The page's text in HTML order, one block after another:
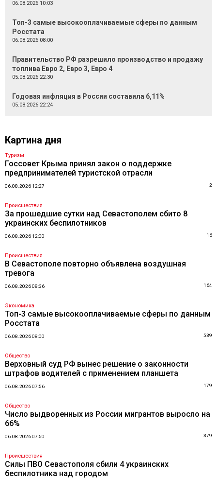
06.08.2026 10:03
Топ-3 самые высокооплачиваемые сферы по данным
Росстата
06.08.2026 08:00
Правительство РФ разрешило производство и продажу
топлива Евро 2, Евро 3, Евро 4
05.08.2026 22:30
Годовая инфляция в России составила 6,11%
05.08.2026 22:24
Картина дня
Туризм
Госсовет Крыма принял закон о поддержке
предпринимателей туристской отрасли
06.08.2026 12:27 2
Происшествия
За прошедшие сутки над Севастополем сбито 8
украинских беспилотников
06.08.2026 12:00 16
Происшествия
В Севастополе повторно объявлена воздушная
тревога
06.08.2026 08:36 164
Экономика
Топ-3 самые высокооплачиваемые сферы по данным
Росстата
06.08.2026 08:00 539
Общество
Верховный суд РФ вынес решение о законности
штрафов водителей с применением планшета
06.08.2026 07:56 179
Общество
Число выдворенных из России мигрантов выросло на
66%
06.08.2026 07:50 379
Происшествия
Силы ПВО Севастополя сбили 4 украинских
беспилотника над городом